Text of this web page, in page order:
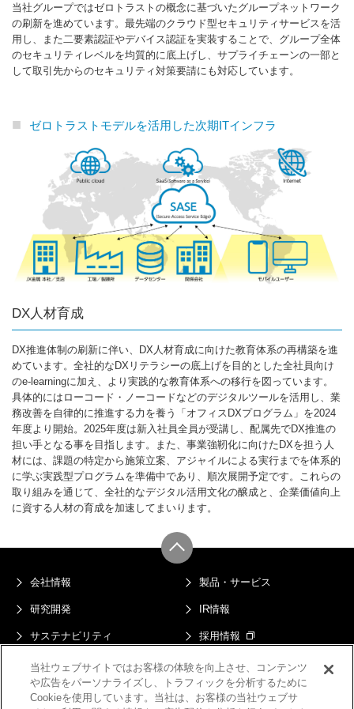
当社グループではゼロトラストの概念に基づいたグループネットワーク
の刷新を進めています。最先端のクラウド型セキュリティサービスを活
用し、また二要素認証やデバイス認証を実装することで、グループ全体
のセキュリティレベルを均質的に底上げし、サプライチェーンの一部と
して取引先からのセキュリティ対策要請にも対応しています。
ゼロトラストモデルを活用した次期ITインフラ
DX人材育成
DX推進体制の刷新に伴い、DX人材育成に向けた教育体系の再構築を進
めています。全社的なDXリテラシーの底上げを目的とした全社員向け
のe-learningに加え、より実践的な教育体系への移行を図っています。
具体的にはローコード・ノーコードなどのデジタルツールを活用し、業
務改善を自律的に推進する力を養う「オフィスDXプログラム」を2024
年度より開始。2025年度は新入社員全員が受講し、配属先でDX推進の
担い手となる事を目指します。また、事業強靭化に向けたDXを担う人
材には、課題の特定から施策立案、アジャイルによる実行までを体系的
に学ぶ実践型プログラムを準備中であり、順次展開予定です。これらの
取り組みを通じて、全社的なデジタル活用文化の醸成と、企業価値向上
に資する人材の育成を加速してまいります。
会社情報 製品・サービス
研究開発 IR情報
サステナビリティ 採用情報
ニュース
プライバシーポリシー マルチステークホルダー方針
当社ウェブサイトではお客様の体験を向上させ、コンテンツ
や広告をパーソナライズし、トラフィックを分析するために
Cookieを使用しています。当社は、お客様の当社ウェブサ